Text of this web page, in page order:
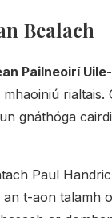
Bealach
Pailneoirí
rialtais.
gnáthóga
Paul
t-aon talamh